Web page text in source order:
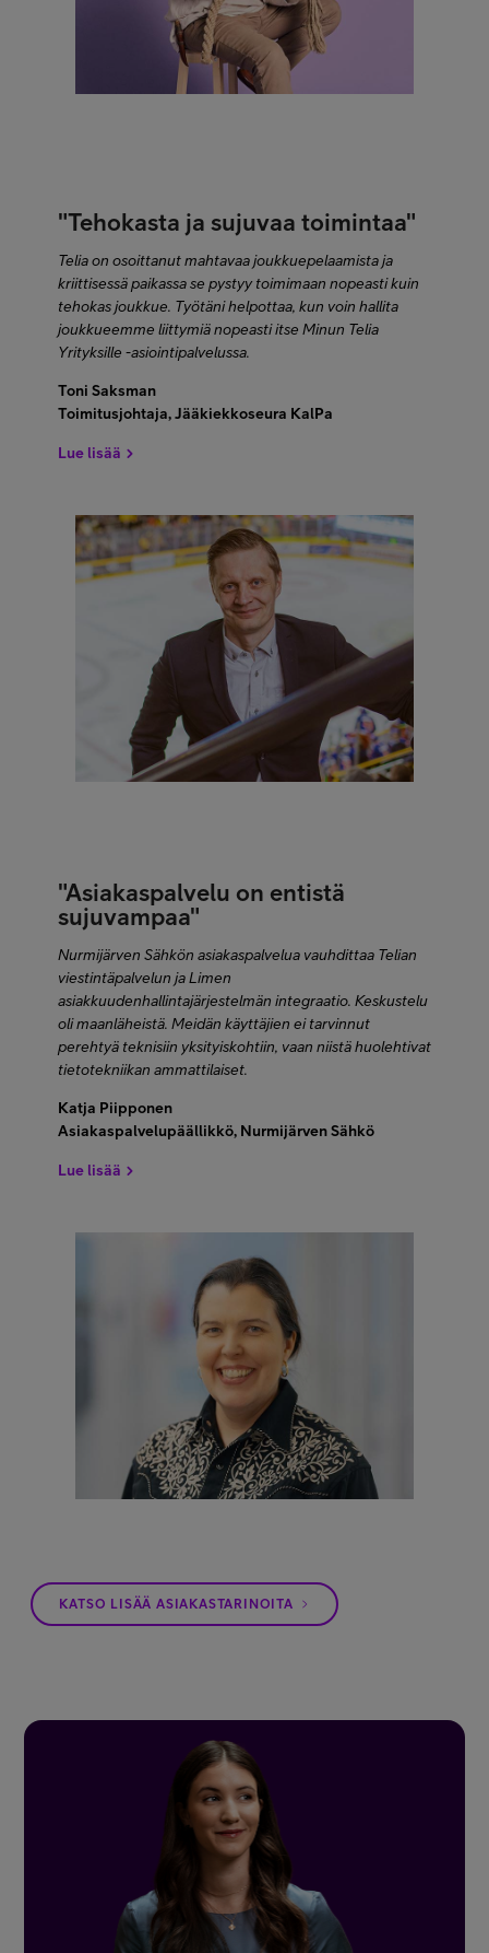
"Tehokasta ja sujuvaa toimintaa"
Telia on osoittanut mahtavaa joukkuepelaamista ja
kriittisessä paikassa se pystyy toimimaan nopeasti kuin
tehokas joukkue. Työtäni helpottaa, kun voin hallita
joukkueemme liittymiä nopeasti itse Minun Telia
Yrityksille -asiointipalvelussa.
Toni Saksman
Toimitusjohtaja, Jääkiekkoseura KalPa
Lue lisää
"Asiakaspalvelu on entistä
sujuvampaa"
Nurmijärven Sähkön asiakaspalvelua vauhdittaa Telian
viestintäpalvelun ja Limen
asiakkuudenhallintajärjestelmän integraatio. Keskustelu
oli maanläheistä. Meidän käyttäjien ei tarvinnut
perehtyä teknisiin yksityiskohtiin, vaan niistä huolehtivat
tietotekniikan ammattilaiset.
Katja Piipponen
Asiakaspalvelupäällikkö, Nurmijärven Sähkö
Lue lisää
KATSO LISÄÄ ASIAKASTARINOITA